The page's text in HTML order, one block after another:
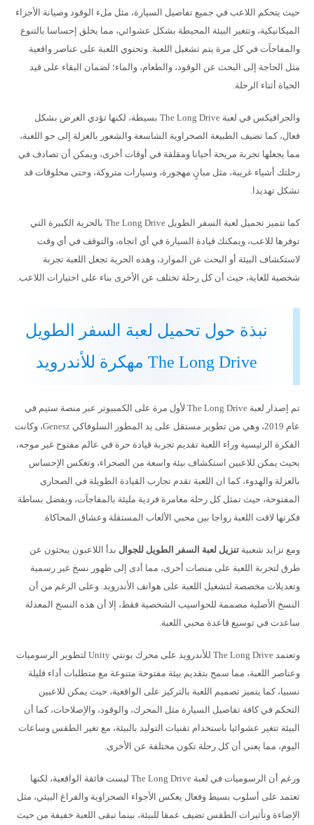
حيث يتحكم اللاعب في جميع تفاصيل السيارة، مثل ملء الوقود وصيانة الأجزاء
الميكانيكية، وتتغير البيئة المحيطة بشكل عشوائي، مما يخلق إحساسا بالتنوع
والمفاجآت في كل مرة يتم تشغيل اللعبة. وتحتوي اللعبة على عناصر واقعية
مثل الحاجة إلى البحث عن الوقود، والطعام، والماء؛ لضمان البقاء على قيد
الحياة أثناء الرحلة.
والجرافيكس في لعبة The Long Drive بسيطة، لكنها تؤدي الغرض بشكل
فعال، كما تضيف الطبيعة الصحراوية الشاسعة والشعور بالعزلة إلى جو اللعبة،
مما يجعلها تجربة مريحة أحيانا ومقلقة في أوقات أخرى، ويمكن أن تصادف في
رحلتك أشياء غريبة، مثل مبانٍ مهجورة، وسيارات متروكة، وحتى مخلوقات قد
تشكل تهديدا.
كما تتميز تحميل لعبة السفر الطويل The Long Drive بالحرية الكبيرة التي
توفرها للاعب، ويمكنك قيادة السيارة في أي اتجاه، والتوقف في أي وقت
لاستكشاف البيئة أو البحث عن الموارد، وهذه الحرية تجعل اللعبة تجربة
شخصية للغاية، حيث أن كل رحلة تختلف عن الأخرى بناء على اختيارات اللاعب.
نبذة حول تحميل لعبة السفر الطويل
The Long Drive مهكرة للأندرويد
تم إصدار لعبة The Long Drive لأول مرة على الكمبيوتر عبر منصة ستيم في
عام 2019، وهي من تطوير مستقل على يد المطور السلوفاكي Genesz، وكانت
الفكرة الرئيسية وراء اللعبة تقديم تجربة قيادة حرة في عالم مفتوح غير موجه،
بحيث يمكن للاعبين استكشاف بيئة واسعة من الصحراء، وتعكس الإحساس
بالعزلة والهدوء، كما ان اللعبة تقدم تجارب القيادة الطويلة في الصحارى
المفتوحة، حيث تمثل كل رحلة مغامرة فردية مليئة بالمفاجآت، وبفضل بساطة
فكرتها لاقت اللعبة رواجا بين محبي الألعاب المستقلة وعشاق المحاكاة.
ومع تزايد شعبية تنزيل لعبة السفر الطويل للجوال بدأ اللاعبون يبحثون عن
طرق لتجربة اللعبة على منصات أخرى، مما أدى إلى ظهور نسخ غير رسمية
وتعديلات مخصصة لتشغيل اللعبة على هواتف الأندرويد. وعلى الرغم من أن
النسخ الأصلية مصممة للحواسيب الشخصية فقط، إلا أن هذه النسخ المعدلة
ساعدت في توسيع قاعدة محبي اللعبة.
وتعتمد The Long Drive للأندرويد على محرك يونتي Unity لتطوير الرسوميات
وعناصر اللعبة، مما سمح بتقديم بيئة مفتوحة متنوعة مع متطلبات أداء قليلة
نسبيا، كما يتميز تصميم اللعبة بالتركيز على الواقعية، حيث يمكن للاعبين
التحكم في كافة تفاصيل السيارة مثل المحرك، والوقود، والإصلاحات، كما أن
البيئة تتغير عشوائيا باستخدام تقنيات التوليد بالبيئة، مع تغير الطقس وساعات
اليوم، مما يعني أن كل رحلة تكون مختلفة عن الأخرى.
ورغم أن الرسوميات في لعبة The Long Drive ليست فائقة الواقعية، لكنها
تعتمد على أسلوب بسيط وفعال يعكس الأجواء الصحراوية والفراغ البيئي، مثل
الإضاءة وتأثيرات الطقس تضيف عمقا للبيئة، بينما تبقى اللعبة خفيفة من حيث